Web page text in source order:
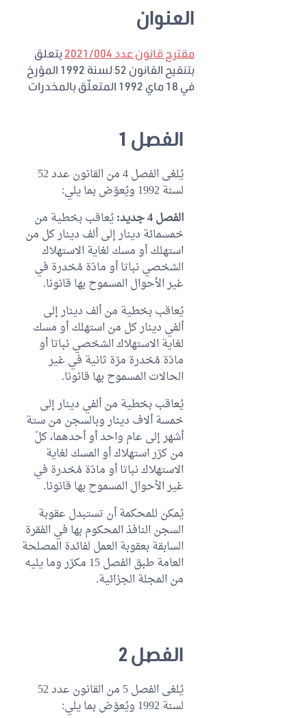
العنوان
مقترح قانون عدد 2021/004
يتعلق
بتنقيح القانون 52 لسنة 1992 المؤرخ
في 18 ماي 1992 المتعلّق بالمخدرات
الفصل 1
يُلغى الفصل 4 من القانون عدد 52
لسنة 1992 ويُعوّض بما يلي:
الفصل 4 جديد:
يُعاقب بخطية من
خمسمائة دينار إلى ألف دينار كل من
استهلك أو مسك لغاية الاستهلاك
الشخصي نباتا أو مادّة مُخدرة في
غير الأحوال المسموح بها قانونا.
يُعاقب بخطية من ألف دينار إلى
ألفي دينار كل من استهلك أو مسك
لغاية الاستهلاك الشخصي نباتا أو
مادّة مُخدرة مرّة ثانية في غير
الحالات المسموح بها قانونا.
يُعاقب بخطية من ألفي دينار إلى
خمسة ألاف دينار وبالسجن من ستة
أشهر إلى عام واحد أو أحدهما، كلّ
من كرّر استهلاك أو المسك لغاية
الاستهلاك نباتا أو مادّة مُخدرة في
غير الأحوال المسموح بها قانونا.
يُمكن للمحكمة أن تستبدل عقوبة
السجن النافذ المحكوم بها في الفقرة
السابقة بعقوبة العمل لفائدة المصلحة
العامة طبق الفصل 15 مكرّر وما يليه
من المجلة الجزائية.
الفصل 2
يُلغى الفصل 5 من القانون عدد 52
لسنة 1992 ويُعوّض بما يلي: